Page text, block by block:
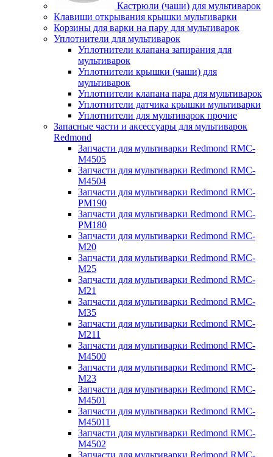
Кастрюли (чаши) для мультиварок
Клавиши открывания крышки мультиварки
Корзины для варки на пару для мультиварок
Уплотнители для мультиварок
Уплотнители клапана запирания для
мультиварок
Уплотнители крышки (чаши) для
мультиварок
Уплотнители клапана пара для мультиварок
Уплотнители датчика крышки мультиварки
Уплотнители для мультиварок прочие
Запасные части и аксессуары для мультиварок
Redmond
Запчасти для мультиварки Redmond RMC-
M4505
Запчасти для мультиварки Redmond RMC-
M4504
Запчасти для мультиварки Redmond RMC-
PM190
Запчасти для мультиварки Redmond RMC-
PM180
Запчасти для мультиварки Redmond RMC-
M20
Запчасти для мультиварки Redmond RMC-
M25
Запчасти для мультиварки Redmond RMC-
M21
Запчасти для мультиварки Redmond RMC-
M35
Запчасти для мультиварки Redmond RMC-
M211
Запчасти для мультиварки Redmond RMC-
M4500
Запчасти для мультиварки Redmond RMC-
M23
Запчасти для мультиварки Redmond RMC-
M4501
Запчасти для мультиварки Redmond RMC-
M45011
Запчасти для мультиварки Redmond RMC-
M4502
Запчасти для мультиварки Redmond RMC-